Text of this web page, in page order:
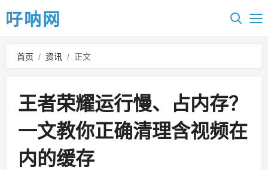
吇呐网
首页 / 资讯 / 正文
王者荣耀运行慢、占内存？
一文教你正确清理含视频在
内的缓存